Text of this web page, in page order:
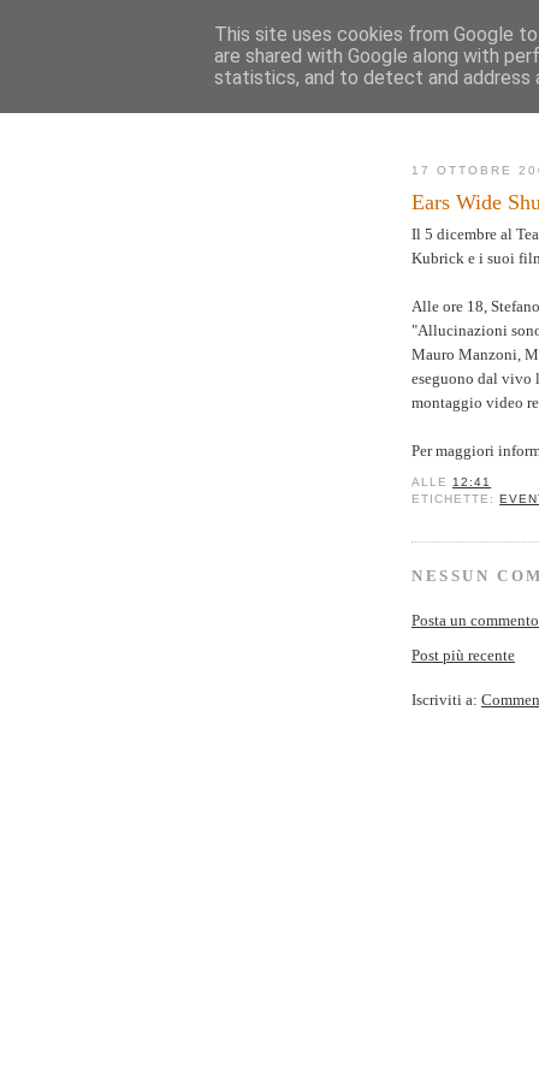
AK
Novità Mappa
17 OTTOBRE
Ears Wide
Il 5 dicembre al
Kubrick e i suoi
Alle ore 18,
"Allucinazioni
Mauro Manzoni,
eseguono dal vivo
montaggio video
Per maggiori
ALLE12:41
ETICHETTE:
NESSUN
Posta un commento
Post più recente
Iscriviti a:
This site uses cookies from Google
are shared with Google along with
statistics, and to detect and address